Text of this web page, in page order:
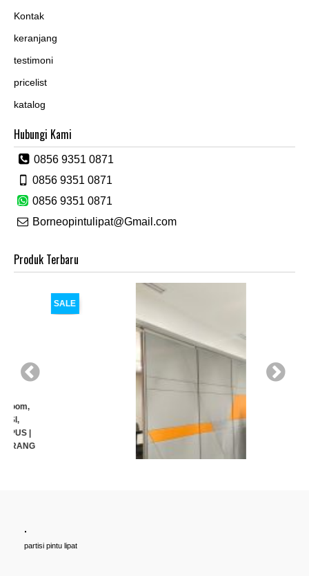
Kontak
keranjang
testimoni
pricelist
katalog
Hubungi Kami
0856 9351 0871
0856 9351 0871
0856 9351 0871
Borneopintulipat@Gmail.com
Produk Terbaru
HOTEL, Ruang Meeting Dll, JAKARTA, BANDUNG, BEKASI,
.
partisi pintu lipat